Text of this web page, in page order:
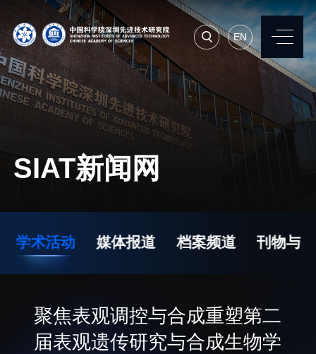
EN
常用系统 人才招聘 联系我们
机构简介
院长寄语
现任领导
统计数据
研究机构
先进集成技术研究所
生物医学与健康工程研
生物医药与技术研究所
脑认知与脑疾病研究所
SIAT新闻网
学术活动 媒体报道 档案频道 刊物与
聚焦表观调控与合成重塑第二
届表观遗传研究与合成生物学